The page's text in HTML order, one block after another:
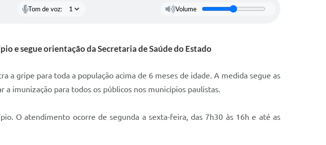
Tom de voz: Volume
e segue orientação da Secretaria de Saúde do Estado
a gripe para toda a população acima de 6 meses de idade. A medida segue as
imunização para todos os públicos nos municípios paulistas.
O atendimento ocorre de segunda a sexta-feira, das 7h30 às 16h e até as